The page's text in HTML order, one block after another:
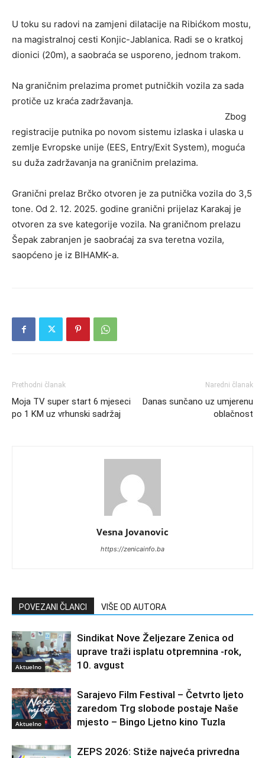
U toku su radovi na zamjeni dilatacije na Ribićkom mostu,
na magistralnoj cesti Konjic-Jablanica. Radi se o kratkoj
dionici (20m), a saobraća se usporeno, jednom trakom.
Na graničnim prelazima promet putničkih vozila za sada
protiče uz kraća zadržavanja.
Zbog
registracije putnika po novom sistemu izlaska i ulaska u
zemlje Evropske unije (EES, Entry/Exit System), moguća
su duža zadržavanja na graničnim prelazima.
Granični prelaz Brčko otvoren je za putnička vozila do 3,5
tone. Od 2. 12. 2025. godine granični prijelaz Karakaj je
otvoren za sve kategorije vozila. Na graničnom prelazu
Šepak zabranjen je saobraćaj za sva teretna vozila,
saopćeno je iz BIHAMK-a.
Prethodni članak
Moja TV super start 6 mjeseci
po 1 KM uz vrhunski sadržaj
Naredni članak
Danas sunčano uz umjerenu
oblačnost
Vesna Jovanovic
https://zenicainfo.ba
POVEZANI ČLANCI VIŠE OD AUTORA
Aktuelno
Sindikat Nove Željezare Zenica od
uprave traži isplatu otpremnina -rok,
10. avgust
Aktuelno
Sarajevo Film Festival – Četvrto ljeto
zaredom Trg slobode postaje Naše
mjesto – Bingo Ljetno kino Tuzla
ZEPS 2026: Stiže najveća privredna